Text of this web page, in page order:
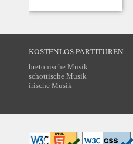
KOSTENLOS PARTITUREN
bretonische Musik
schottische Musik
irische Musik